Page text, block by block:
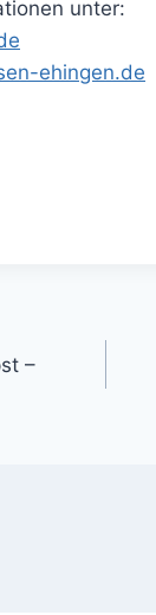
unter:
ehingen.de
–